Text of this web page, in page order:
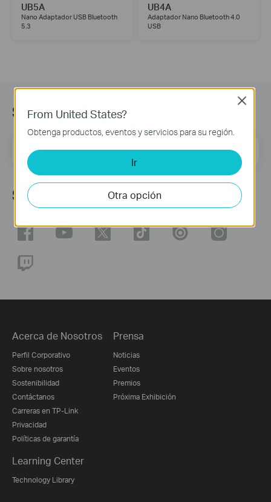
UB5A
Nano Adaptador USB Bluetooth
5.3
UB4A
Adaptador Nano Bluetooth 4.0
USB
Suscripción
Dirección de correo Regístrate
Síguenos
Acerca de Nosotros
Perfil Corporativo
Sobre nosotros
Sostenibilidad
Contáctanos
Carreras en TP-Link
Privacidad
Políticas de garantía
Prensa
Noticias
Eventos
Premios
Próxima Exhibición
Learning Center
Technology Library
From United States?
Obtenga productos, eventos y servicios para su región.
Ir
Otra opción
Close